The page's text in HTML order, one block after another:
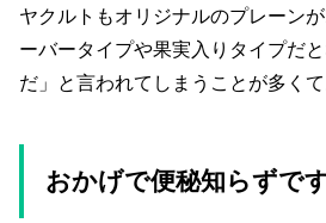
ヤクルトもオリジナルのプレーン
ーバータイプや果実入りタイプだ
だ」と言われてしまうことが多くて
おかげで便秘知らずで